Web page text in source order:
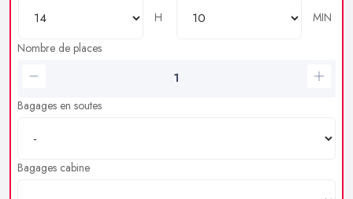
H
MIN
Nombre de places
Bagages en soutes
Bagages cabine